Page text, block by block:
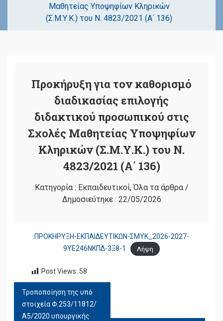
Μαθητείας Υποψηφίων Κληρικών
(Σ.Μ.Υ.Κ.) του Ν. 4823/2021 (Α΄ 136)
Προκήρυξη για τον καθορισμό
διαδικασίας επιλογής
διδακτικού προσωπικού στις
Σχολές Μαθητείας Υποψηφίων
Κληρικών (Σ.Μ.Υ.Κ.) του Ν.
4823/2021 (Α΄ 136)
Κατηγορία : Εκπαιδευτικοί,Όλα τα άρθρα/
Δημοσιεύτηκε : 22/05/2026
ΠΡΟΚΗΡΥΞΗ-ΕΚΠΑΙΔΕΥΤΙΚΩΝ-ΣΜΥΚ_2026-2027-
9ΥΕ246ΝΚΠΔ-3Ξ8-1
Λήψη
Post Views: 58
ΠΛΟΉΓΗΣΗ
ΆΡΘΡΩΝ
Τροποποίηση της υπό
στοιχεία Φ.253/11812/
Α5/2020 υπουργικής